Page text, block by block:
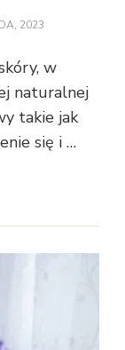
2023
w
naturalnej
takie jak
się i …